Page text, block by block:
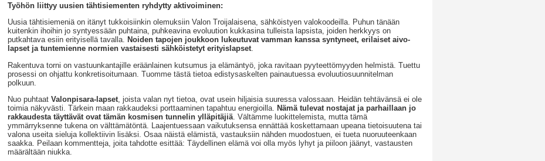
Työhön liittyy uusien tähtisiementen ryhdytty aktivoiminen:
Uusia tähtisiemeniä on itänyt tukkoisiinkin olemuksiin Valon Troijalaisena, sähköistyen valokoodeilla. Puhun tänään
kuitenkin ihoihin jo syntyessään puhtaina, puhkeavina evoluution kukkasina tulleista lapsista, joiden herkkyys on
putkahtava esiin erityisellä tavalla. Noiden tapojen joukkoon lukeutuvat vamman kanssa syntyneet, erilaiset aivo-
lapset ja tuntemienne normien vastaisesti sähköistetyt erityislapset.
Rakentuva torni on vastuunkantajille eräänlainen kutsumus ja elämäntyö, joka ravitaan pyyteettömyyden helmistä. Tuettu
prosessi on ohjattu konkretisoitumaan. Tuomme tästä tietoa edistysaskelten painautuessa evoluutiosuunnitelman
polkuun.
Nuo puhtaat Valonpisara-lapset , joista valan nyt tietoa, ovat usein hiljaisia suuressa valossaan. Heidän tehtävänsä ei ole
toimia näkyvästi. Tärkein maan rakkaudeksi porttaaminen tapahtuu energioilla.
Nämä tulevat nostajat ja parhaillaan jo
rakkaudesta täyttävät ovat tämän kosmisen tunnelin ylläpitäjiä . Vältämme luokittelemista, mutta tämä
ymmärryksenne tukena on välttämätöntä. Laajentuessaan vaikutuksensa ennättää koskettamaan upeana tietoisuutena tai
valona useita sieluja kollektiivin lisäksi. Osaa näistä elämistä, vastauksiin nähden muodostuen, ei tueta nuoruuteenkaan
saakka. Peilaan kommentteja, joita tahdotte esittää: Täydellinen elämä voi olla myös lyhyt ja piiloon jäänyt, vastausten
määrältään niukka.